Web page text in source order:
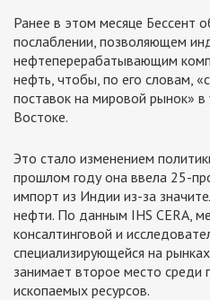
Ранее в этом месяце Бессент
послаблении, позволяющем
нефтеперерабатывающим
нефть, чтобы, по его словам,
поставок на мировой рынок»
Востоке.
Это стало изменением
прошлом году она ввела 25-
импорт из Индии из-за
нефти. По данным IHS CERA,
консалтинговой и
специализирующейся на
занимает второе место среди
ископаемых ресурсов.